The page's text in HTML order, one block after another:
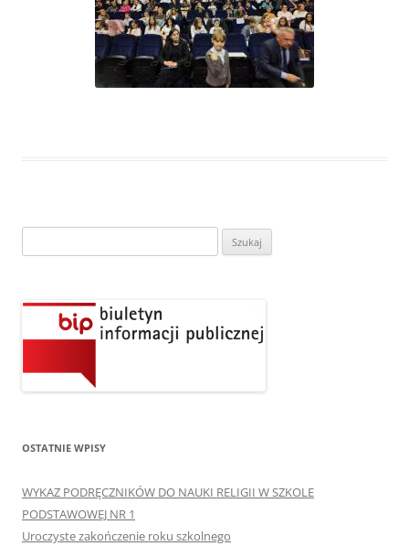
OSTATNIE WPISY
WYKAZ PODRĘCZNIKÓW DO NAUKI RELIGII W SZKOLE
PODSTAWOWEJ NR 1
Uroczyste zakończenie roku szkolnego